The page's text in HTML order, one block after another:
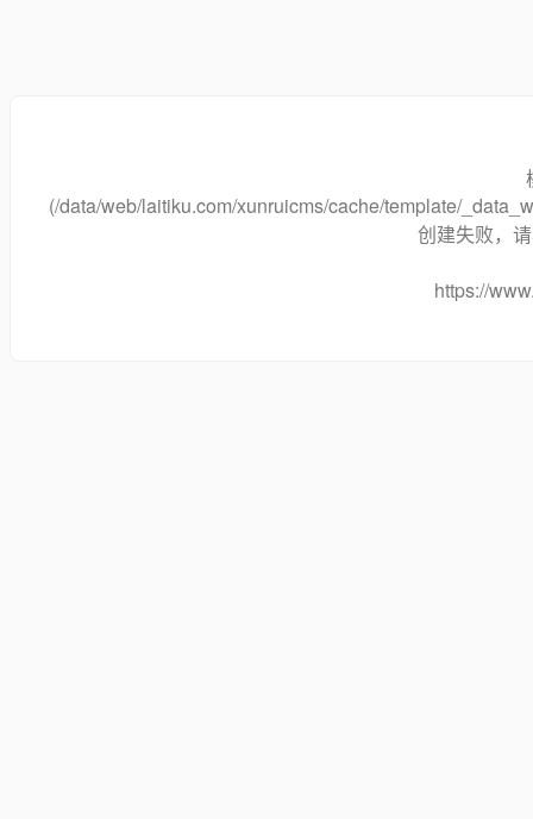
(/data/web/laitiku.com/xunruicms/cache/template/
创建失败，
https://